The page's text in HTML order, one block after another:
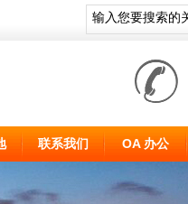
联系我们 OA 办公